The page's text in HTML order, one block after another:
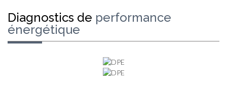
diagnostics de performance
énergétique